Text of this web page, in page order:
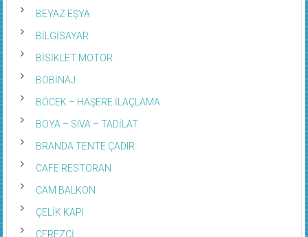
BEYAZ EŞYA
BİLGİSAYAR
BİSİKLET MOTOR
BOBİNAJ
BÖCEK – HAŞERE İLAÇLAMA
BOYA – SIVA – TADİLAT
BRANDA TENTE ÇADIR
CAFE RESTORAN
CAM BALKON
ÇELİK KAPI
ÇEREZCİ